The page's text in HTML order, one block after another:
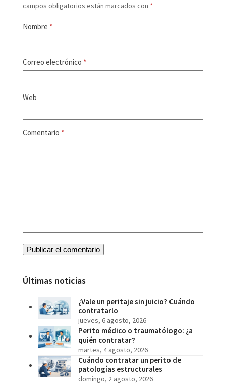
campos obligatorios están marcados con *
Nombre *
Correo electrónico *
Web
Comentario *
Últimas noticias
¿Vale un peritaje sin juicio? Cuándo
contratarlo
jueves, 6 agosto, 2026
Perito médico o traumatólogo: ¿a
quién contratar?
martes, 4 agosto, 2026
Cuándo contratar un perito de
patologías estructurales
domingo, 2 agosto, 2026